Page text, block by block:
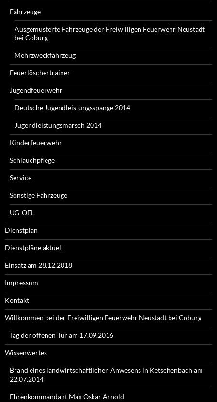
Fahrzeuge
Ausgemusterte Fahrzeuge der Freiwilligen Feuerwehr Neustadt
bei Coburg
Mehrzweckfahrzeug
Feuerlöschertrainer
Jugendfeuerwehr
Deutsche Jugendleistungsspange 2014
Jugendleistungsmarsch 2014
Kinderfeuerwehr
Schlauchpflege
Service
Sonstige Fahrzeuge
UG-ÖEL
Dienstplan
Dienstpläne aktuell
Einsatz am 28.12.2018
Impressum
Kontakt
Willkommen bei der Freiwilligen Feuerwehr Neustadt bei Coburg
Tag der offenen Tür am 17.09.2016
Wissenwertes
Brand eines landwirtschaftlichen Anwesens in Ketschenbach am
22.07.2014
Ehrenkommandant Max Oskar Arnold